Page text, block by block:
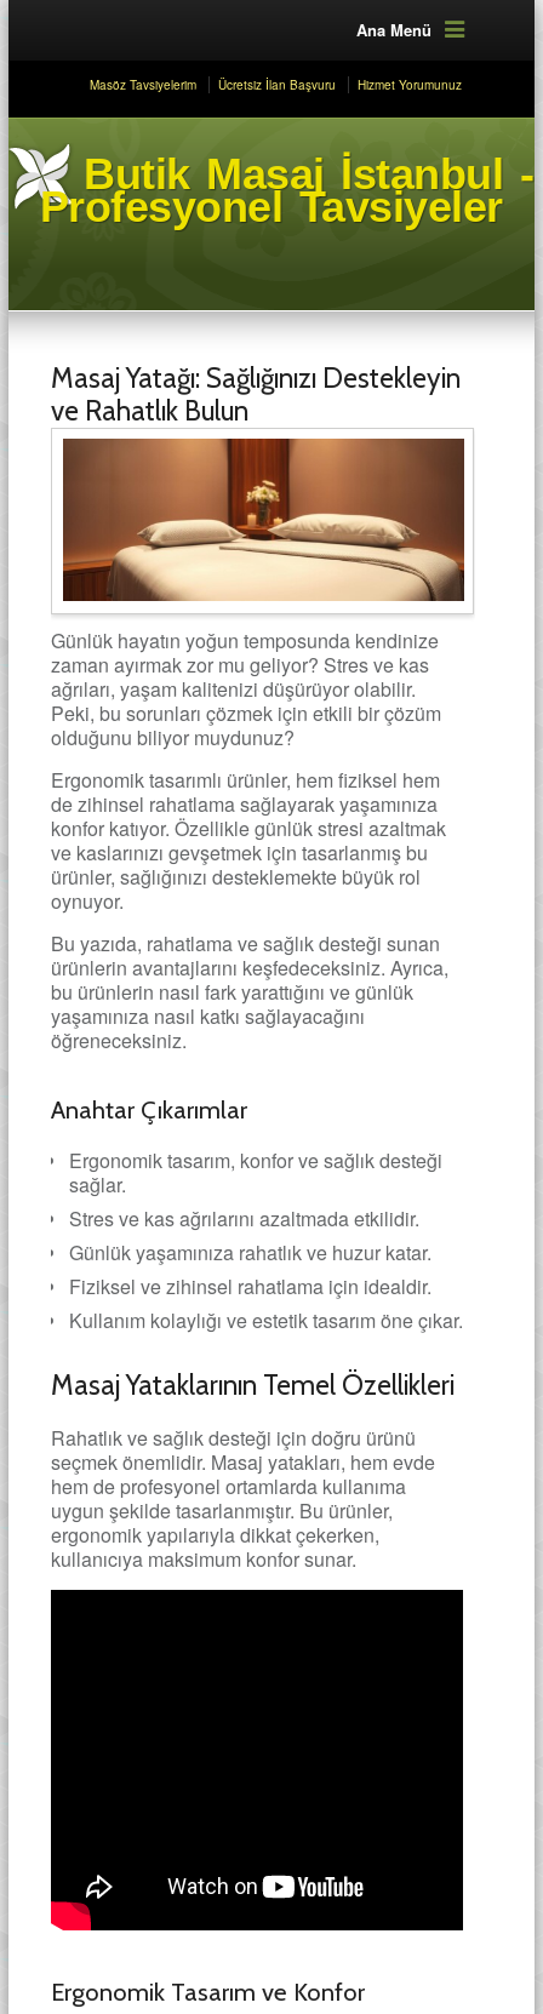
Ana Menü
Masöz Tavsiyelerim Ücretsiz İlan Başvuru Hizmet Yorumunuz
Butik Masaj İstanbul -
Profesyonel Tavsiyeler
Masaj Yatağı: Sağlığınızı Destekleyin
ve Rahatlık Bulun
Günlük hayatın yoğun temposunda kendinize
zaman ayırmak zor mu geliyor? Stres ve kas
ağrıları, yaşam kalitenizi düşürüyor olabilir.
Peki, bu sorunları çözmek için etkili bir çözüm
olduğunu biliyor muydunuz?
Ergonomik tasarımlı ürünler, hem fiziksel hem
de zihinsel rahatlama sağlayarak yaşamınıza
konfor katıyor. Özellikle günlük stresi azaltmak
ve kaslarınızı gevşetmek için tasarlanmış bu
ürünler, sağlığınızı desteklemekte büyük rol
oynuyor.
Bu yazıda, rahatlama ve sağlık desteği sunan
ürünlerin avantajlarını keşfedeceksiniz. Ayrıca,
bu ürünlerin nasıl fark yarattığını ve günlük
yaşamınıza nasıl katkı sağlayacağını
öğreneceksiniz.
Anahtar Çıkarımlar
Ergonomik tasarım, konfor ve sağlık desteği
sağlar.
Stres ve kas ağrılarını azaltmada etkilidir.
Günlük yaşamınıza rahatlık ve huzur katar.
Fiziksel ve zihinsel rahatlama için idealdir.
Kullanım kolaylığı ve estetik tasarım öne çıkar.
Masaj Yataklarının Temel Özellikleri
Rahatlık ve sağlık desteği için doğru ürünü
seçmek önemlidir. Masaj yatakları, hem evde
hem de profesyonel ortamlarda kullanıma
uygun şekilde tasarlanmıştır. Bu ürünler,
ergonomik yapılarıyla dikkat çekerken,
kullanıcıya maksimum konfor sunar.
Ergonomik Tasarım ve Konfor